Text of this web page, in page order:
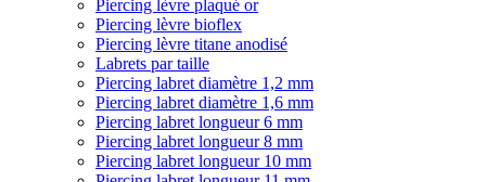
Piercing lèvre plaqué or
Piercing lèvre bioflex
Piercing lèvre titane anodisé
Labrets par taille
Piercing labret diamètre 1,2 mm
Piercing labret diamètre 1,6 mm
Piercing labret longueur 6 mm
Piercing labret longueur 8 mm
Piercing labret longueur 10 mm